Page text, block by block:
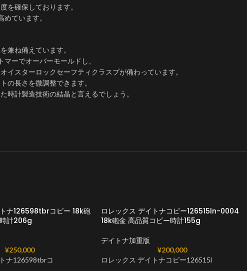
を確保しております。
ています。
兼ね備えています。
ーでオーバーモールドし、
スターロックセーフティクラスプが備わっています。
の長さを微調整できます。
時計製造技術の結晶と言えるでしょう。
ナ126598tbrコピー 18k砲
計206g
¥250,000
ナ126598tbrコ
ロレックス デイトナコピー126515ln-0004
18k砲金 高品質コピー時計155g
デイトナ加重版
¥200,000
ロレックス デイトナコピー126515l